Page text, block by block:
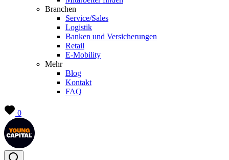
Branchen
Service/Sales
Logistik
Banken und Versicherungen
Retail
E-Mobility
Mehr
Blog
Kontakt
FAQ
0